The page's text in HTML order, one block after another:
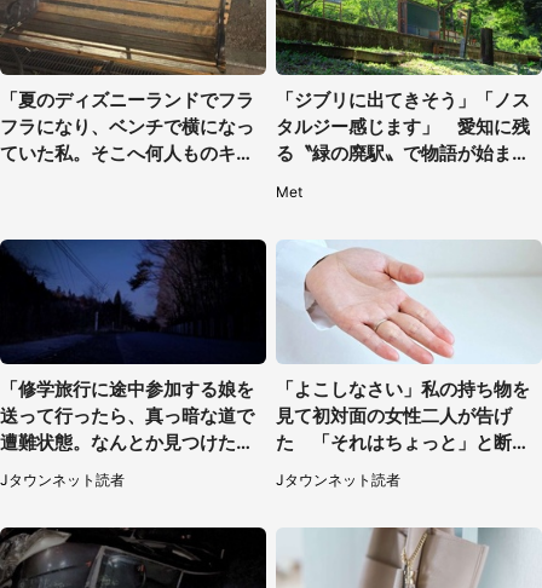
「夏のディズニーランドでフラ
フラになり、ベンチで横になっ
ていた私。そこへ何人ものキャ
「ジブリに出てきそう」「ノス
タルジー感じます」 愛知に残
る〝緑の廃駅〟で物語が始まり
Met
「修学旅行に途中参加する娘を
送って行ったら、真っ暗な道で
遭難状態。なんとか見つけた民
家に助けを求めると、住人の男
性が...」
Jタウンネット読者
「よこしなさい」私の持ち物を
見て初対面の女性二人が告げ
た 「それはちょっと」と断っ
たわけ（東京都・40代女性）
Jタウンネット読者